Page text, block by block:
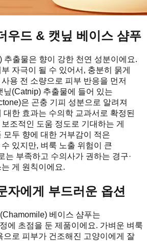
우드 & 캣닢 베이스 샴푸
추출물은 향이 강한 천연 성분이에요.
자극이 될 수 있어서, 충분히 묽게
용 전 소량으로 피부 반응을 먼저
닢(Catnip) 추출물에 들어 있는
은 곤충 기피 성분으로 알려져
대한 효과는 수의학 교과서로 확정된
조적인 도움 정도로 기대하는 게
모두 향에 대한 거부감이 적은
있지만, 벼룩 노출 위험이 큰
는 부족하고 수의사가 권하는 경구·
게 원칙이에요.
자에게 부드러운 옵션
베이스 샴푸는
에 초점을 둔 제품이에요. 가벼운 벼룩
으로 피부가 건조해진 고양이에게 잘